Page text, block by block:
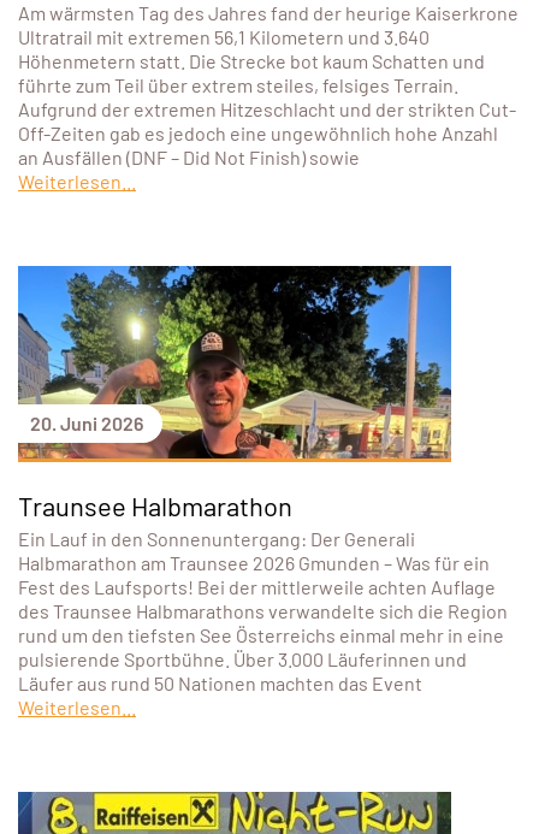
Am wärmsten Tag des Jahres fand der heurige Kaiserkrone
Ultratrail mit extremen 56,1 Kilometern und 3.640
Höhenmetern statt. Die Strecke bot kaum Schatten und
führte zum Teil über extrem steiles, felsiges Terrain.
Aufgrund der extremen Hitzeschlacht und der strikten Cut-
Off-Zeiten gab es jedoch eine ungewöhnlich hohe Anzahl
an Ausfällen (DNF – Did Not Finish) sowie
Weiterlesen...
20. Juni 2026
Traunsee Halbmarathon
Ein Lauf in den Sonnenuntergang: Der Generali
Halbmarathon am Traunsee 2026 Gmunden – Was für ein
Fest des Laufsports! Bei der mittlerweile achten Auflage
des Traunsee Halbmarathons verwandelte sich die Region
rund um den tiefsten See Österreichs einmal mehr in eine
pulsierende Sportbühne. Über 3.000 Läuferinnen und
Läufer aus rund 50 Nationen machten das Event
Weiterlesen...